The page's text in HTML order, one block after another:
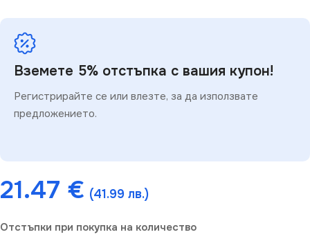
Вземете 5% отстъпка с вашия купон!
Регистрирайте се или влезте, за да използвате
предложението.
21.47 € (41.99 лв.)
Отстъпки при покупка на количество